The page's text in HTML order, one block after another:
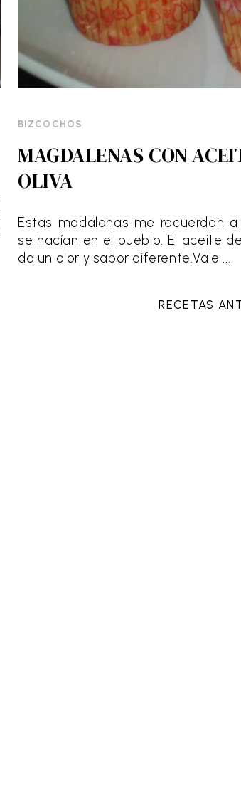
BIZCOCHOS
MAGDALENAS CON
OLIVA
Estas madalenas me recuerdan
se hacían en el pueblo. El aceite
da un olor y sabor diferente.Vale ...
RECETAS